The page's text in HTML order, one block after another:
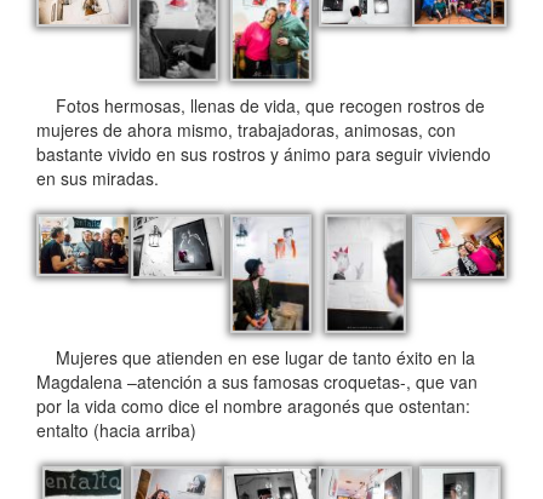
Fotos hermosas, llenas de vida, que recogen rostros de
mujeres de ahora mismo, trabajadoras, animosas, con
bastante vivido en sus rostros y ánimo para seguir viviendo
en sus miradas.
Mujeres que atienden en ese lugar de tanto éxito en la
Magdalena –atención a sus famosas croquetas-, que van
por la vida como dice el nombre aragonés que ostentan:
entalto (hacia arriba)